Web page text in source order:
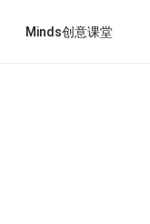
Minds创意课堂